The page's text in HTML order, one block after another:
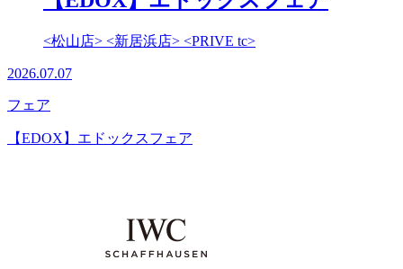
<松山店> <新居浜店> <PRIVE tc>
2026.07.07
フェア
【EDOX】エドックスフェア